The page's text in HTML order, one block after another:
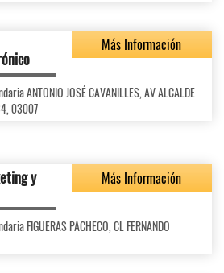
Más Información
ANTONIO JOSÉ CAVANILLES, AV ALCALDE
03007
y Más Información
FIGUERAS PACHECO, CL FERNANDO